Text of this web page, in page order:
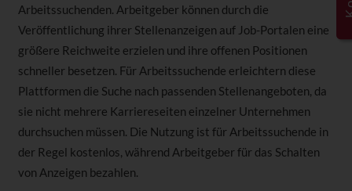
Arbeitssuchenden. Arbeitgeber können durch die
Veröffentlichung ihrer Stellenanzeigen auf Job-Portalen eine
größere Reichweite erzielen und ihre offenen Positionen
schneller besetzen. Für Arbeitssuchende erleichtern diese
Plattformen die Suche nach passenden Stellenangeboten, da
sie nicht mehrere Karriereseiten einzelner Unternehmen
durchsuchen müssen. Die Nutzung ist für Arbeitssuchende in
der Regel kostenlos, während Arbeitgeber für das Schalten
von Anzeigen bezahlen.